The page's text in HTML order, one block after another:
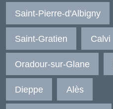
Saint-Pierre-d'Albigny
Saint-Gratien Calvi
Oradour-sur-Glane
Dieppe Alès